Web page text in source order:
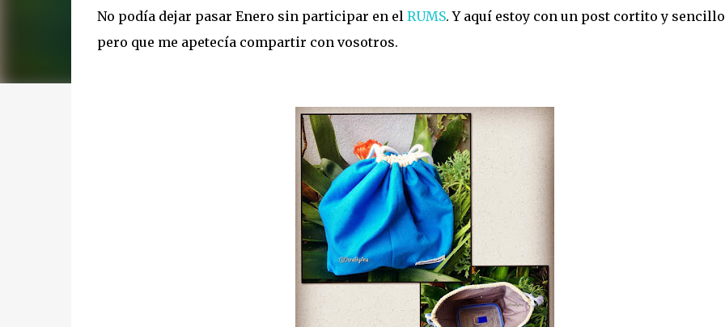
No podía dejar pasar Enero sin participar en el RUMS. Y aquí estoy con un post cortito y sencillo
pero que me apetecía compartir con vosotros.